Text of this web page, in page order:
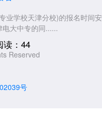
业学校天津分校)的报名时间安
大中专的同......
读：44
Reserved
号